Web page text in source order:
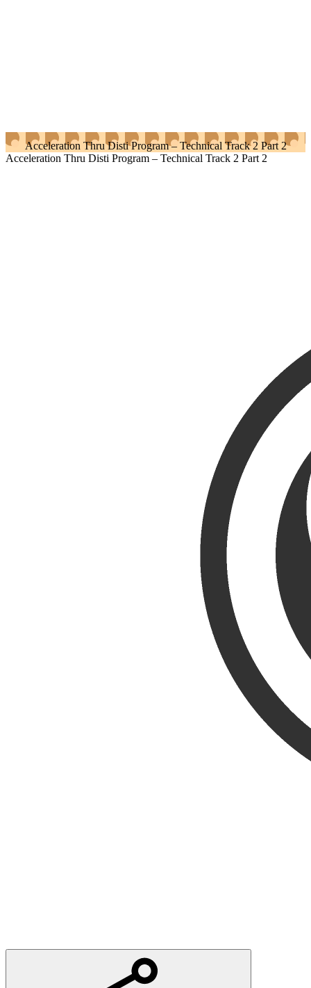
Acceleration Thru Disti Program – Technical Track 2 Part 2
Acceleration Thru Disti Program – Technical Track 2 Part 2